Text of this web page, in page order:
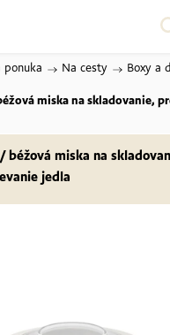
ponuka / Na cesty /
Boxy a
miska na skladovanie,
béžová miska na
jedla